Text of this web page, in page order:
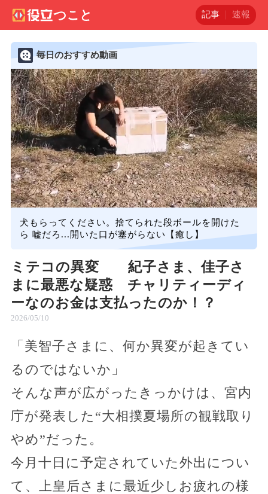
記事 速報
毎日のおすすめ動画
犬もらってください。捨てられた段ボールを開けた
ら 嘘だろ...開いた口が塞がらない【癒し】
ミテコの異変 紀子さま、佳子さ
まに最悪な疑惑 チャリティーディ
ーなのお金は支払ったのか！？
2026/05/10
「美智子さまに、何か異変が起きてい
るのではないか」
そんな声が広がったきっかけは、宮内
庁が発表した“大相撲夏場所の観戦取り
やめ”だった。
今月十日に予定されていた外出につい
て、上皇后さまに最近少しお疲れの様